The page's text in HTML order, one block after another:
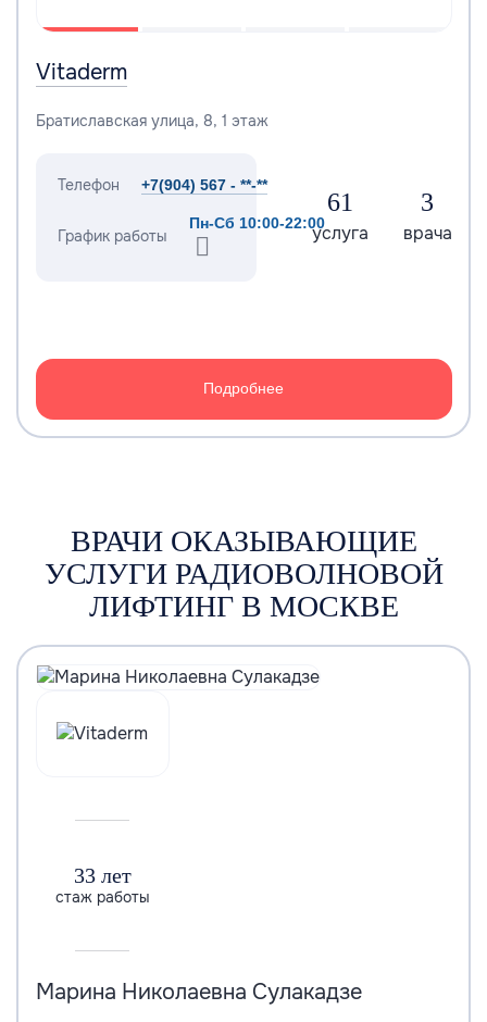
Vitaderm
Братиславская улица, 8, 1 этаж
Телефон +7(904) 567 - **-**
График работы
Пн-Сб 10:00-22:00
61
услуга
3
врача
Подробнее
ВРАЧИ ОКАЗЫВАЮЩИЕ
УСЛУГИ РАДИОВОЛНОВОЙ
ЛИФТИНГ В МОСКВЕ
33 лет
стаж работы
Марина Николаевна Сулакадзе